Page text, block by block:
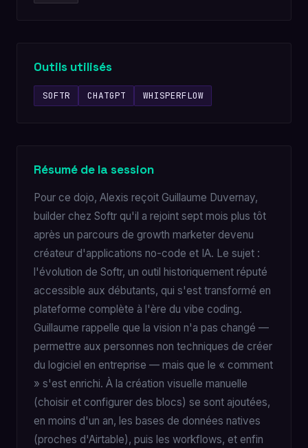
Outils utilisés
SOFTR CHATGPT WHISPERFLOW
Résumé de la session
Pour ce dojo, Alexis reçoit Guillaume Duvernay,
builder chez Softr qu'il a rejoint sept mois plus tôt
après un parcours de growth marketer devenu
créateur d'applications no-code et IA. Le sujet :
l'évolution de Softr, un outil historiquement réputé
accessible aux débutants, qui s'est transformé en
plateforme complète à l'ère du vibe coding.
Guillaume rappelle que la vision n'a pas changé —
permettre aux personnes non techniques de créer
du logiciel en entreprise — mais que le « comment
» s'est enrichi. À la création visuelle manuelle
(choisir et configurer des blocs) se sont ajoutées,
en moins d'un an, les bases de données natives
(proches d'Airtable), puis les workflows, et enfin